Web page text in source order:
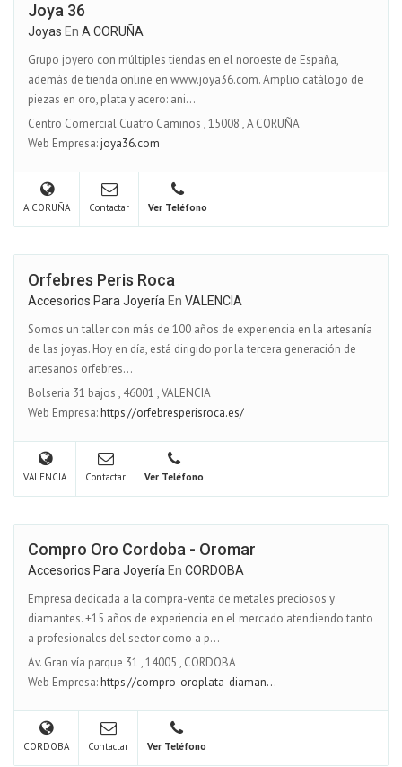
Joya 36
Joyas En A CORUÑA
Grupo joyero con múltiples tiendas en el noroeste de España,
además de tienda online en www.joya36.com. Amplio catálogo de
piezas en oro, plata y acero: ani...
Centro Comercial Cuatro Caminos ,15008 ,A CORUÑA
Web Empresa:joya36.com
A CORUÑA Contactar Ver Teléfono
Orfebres Peris Roca
Accesorios Para Joyería En VALENCIA
Somos un taller con más de 100 años de experiencia en la artesanía
de las joyas. Hoy en día, está dirigido por la tercera generación de
artesanos orfebres...
Bolseria 31 bajos , 46001 ,VALENCIA
Web Empresa:https://orfebresperisroca.es/
VALENCIA Contactar Ver Teléfono
Compro Oro Cordoba - Oromar
Accesorios Para Joyería En CORDOBA
Empresa dedicada a la compra-venta de metales preciosos y
diamantes. +15 años de experiencia en el mercado atendiendo tanto
a profesionales del sector como a p...
Av. Gran vía parque 31 ,14005 , CORDOBA
Web Empresa:https://compro-oroplata-diaman...
CORDOBA Contactar Ver Teléfono